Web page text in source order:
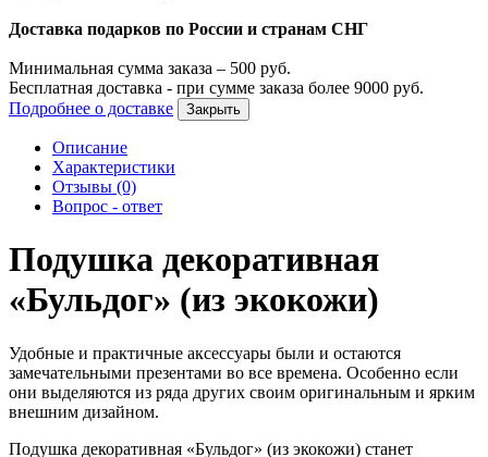
Доставка подарков по России и странам СНГ
Минимальная сумма заказа – 500 руб.
Бесплатная доставка - при сумме заказа более 9000 руб.
Подробнее о доставке
Закрыть
Описание
Характеристики
Отзывы (0)
Вопрос - ответ
Подушка декоративная
«Бульдог» (из экокожи)
Удобные и практичные аксессуары были и остаются
замечательными презентами во все времена. Особенно если
они выделяются из ряда других своим оригинальным и ярким
внешним дизайном.
Подушка декоративная «Бульдог» (из экокожи) станет